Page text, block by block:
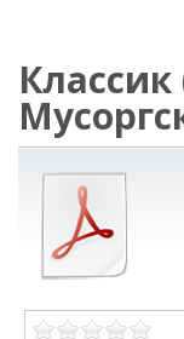
Классик